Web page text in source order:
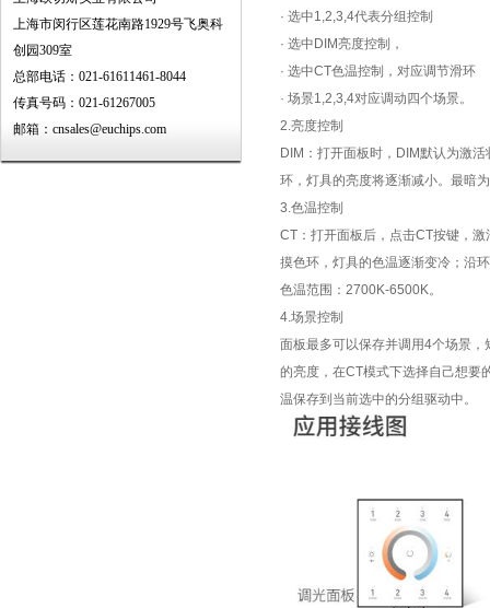
上海市闵行区莲花南路1929号飞奥科
创园309室
总部电话：021-61611461-8044
传真号码：021-61267005
邮箱：cnsales@euchips.com
· 选中1,2,3,4代表分组控制
· 选中DIM亮度控制，
· 选中CT色温控制，对应调节滑环
· 场景1,2,3,4对应调动四个场景。
2.亮度控制
DIM：打开面板时，DIM默认为激
环，灯具的亮度将逐渐减小。最暗
3.色温控制
CT：打开面板后，点击CT按键，
摸色环，灯具的色温逐渐变冷；沿
色温范围：2700K-6500K。
4.场景控制
面板最多可以保存并调用4个场景
的亮度，在CT模式下选择自己想要
温保存到当前选中的分组驱动中。